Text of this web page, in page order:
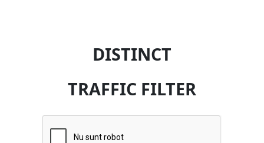
DISTINCT
TRAFFIC FILTER